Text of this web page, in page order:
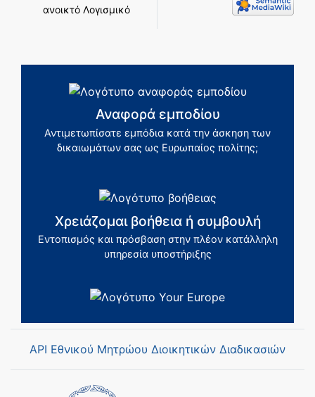
ανοικτό Λογισμικό
Αναφορά εμποδίου
Αντιμετωπίσατε εμπόδια κατά την άσκηση των
δικαιωμάτων σας ως Ευρωπαίος πολίτης;
Χρειάζομαι βοήθεια ή συμβουλή
Εντοπισμός και πρόσβαση στην πλέον κατάλληλη
υπηρεσία υποστήριξης
API Εθνικού Μητρώου Διοικητικών Διαδικασιών